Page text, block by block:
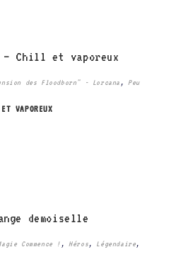
des Floodborn" - Lorcana , Peu
VAPOREUX
Commence ! , Héros, Légendaire,